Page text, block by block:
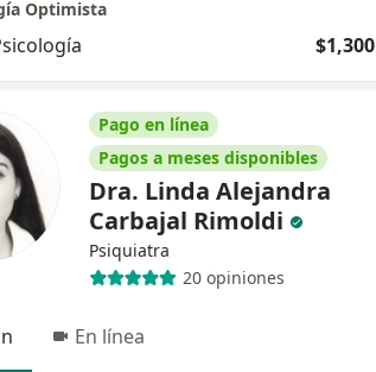
Optimista
$1,300
Pago en línea
Pagos a meses disponibles
Dra. Linda Alejandra
Carbajal Rimoldi
Psiquiatra
20 opiniones
En línea